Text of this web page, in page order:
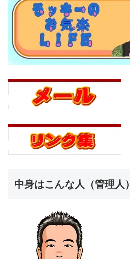
中身はこんな人（管理人）